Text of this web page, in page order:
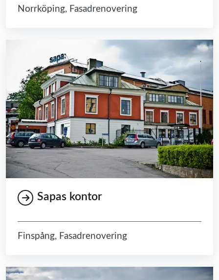
Norrköping, Fasadrenovering
Sapas kontor
Finspång, Fasadrenovering